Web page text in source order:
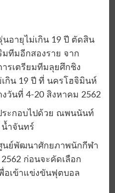
อายุไม่เกิน 19 ปี ตัดสิน
มทีมอีกสองราย จาก
ารเตรียมทีมลุยศึกชิง
กิน 19 ปี ที่ นครโฮจิมินห์
งวันที่ 4-20 สิงหาคม 2562
ระกอบไปด้วย ณพนนันท์
ำจันทร์
นย์พัฒนาศักยภาพนักกีฬา
ก่อนจะคัดเลือก
อเข้าแข่งขันฟุตบอล